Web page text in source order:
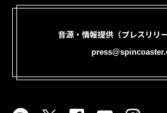
音源・情報提供（プレスリリ